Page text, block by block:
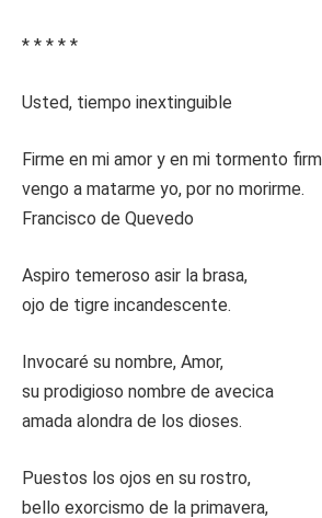
* * * * *
Usted, tiempo inextinguible
Firme en mi amor y en mi tormento
vengo a matarme yo, por no morirme.
Francisco de Quevedo
Aspiro temeroso asir la brasa,
ojo de tigre incandescente.
Invocaré su nombre, Amor,
su prodigioso nombre de avecica
amada alondra de los dioses.
Puestos los ojos en su rostro,
bello exorcismo de la primavera,